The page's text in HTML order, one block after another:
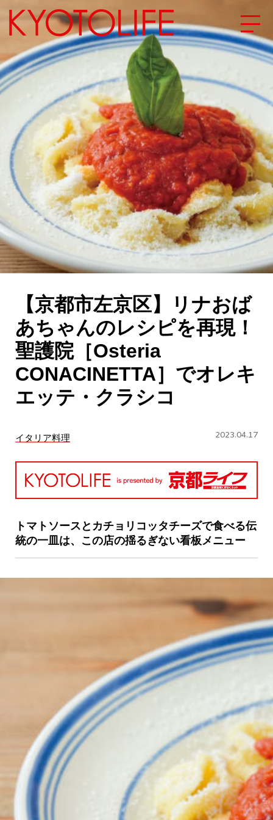
エリアから探す
地図から探す
カテゴリーから探す
SPECIAL
NEW OPEN
SERIES
CULTURE
ABOUT US
Instagram
チケットプレゼント応募
MAIN MENU
SERIES
カレーが好き
京都おやつクラブ
私と店のはなし
京都の書店
CULTURE
すべて
【京都市左京区】リナおば
あちゃんのレシピを再現！
聖護院［Osteria
CONACINETTA］でオレキ
エッテ・クラシコ
イタリア料理 2023.04.17
トマトソースとカチョリコッタチーズで食べる伝
統の一皿は、この店の揺るぎない看板メニュー